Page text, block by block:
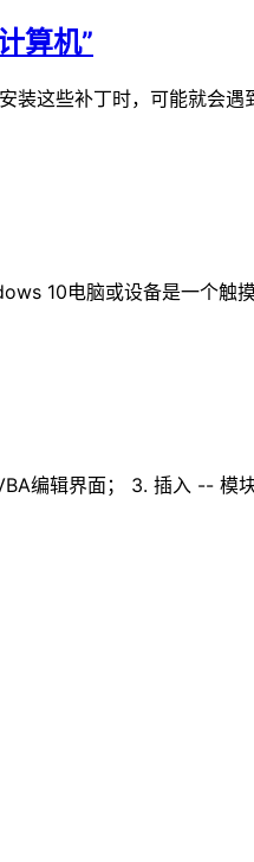
算机”
装这些补丁时，可能就会
10电脑或设备是一个
编辑界面； 3. 插入 --